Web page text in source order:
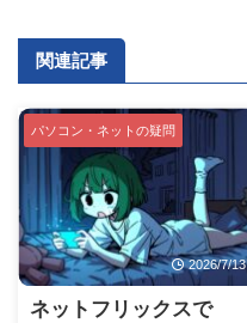
関連記事
パソコン・ネットの疑問
2026/7/13
ネットフリックスで